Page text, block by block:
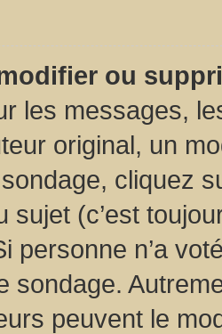
ou
les messages,
original, un
cliquez
sujet (c’est
personne n’a
sondage.
peuvent le